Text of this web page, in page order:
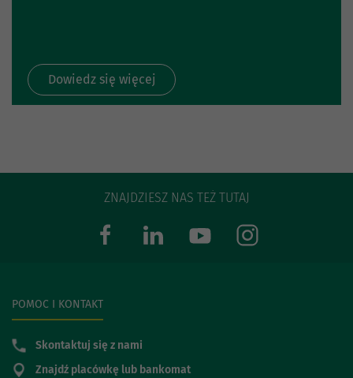
Dowiedz się więcej
ZNAJDZIESZ NAS TEŻ TUTAJ
POMOC I KONTAKT
Skontaktuj się z nami
Znajdź placówkę lub bankomat